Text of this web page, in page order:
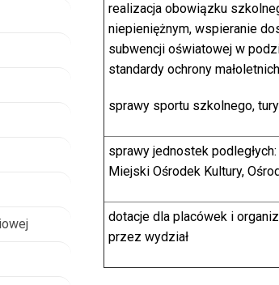
realizacja obowiązku
niepieniężnym, wspieranie
subwencji oświatowej w
standardy ochrony
sprawy sportu szkolnego,
sprawy jednostek
Miejski Ośrodek Kultury,
dotacje dla placówek i
przez wydział